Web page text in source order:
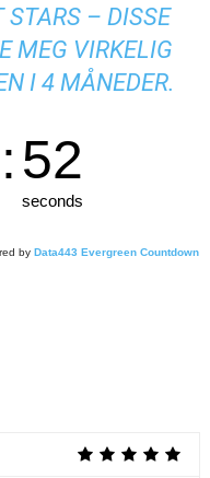
– DISSE
MEG VIRKELIG
I 4 MÅNEDER.
:51
seconds
by Data443 Evergreen Countdown